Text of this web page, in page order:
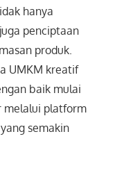
hanya
penciptaan
produk.
UMKM kreatif
baik mulai
melalui platform
semakin